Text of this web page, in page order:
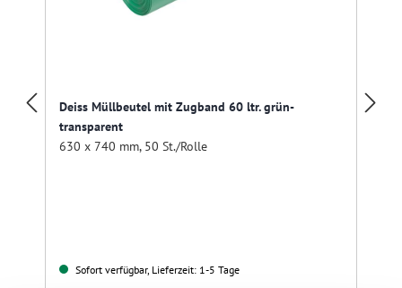
Deiss Müllbeutel mit Zugband 60 ltr. grün-
transparent
630 x 740 mm, 50 St./Rolle
Sofort verfügbar, Lieferzeit: 1-5 Tage